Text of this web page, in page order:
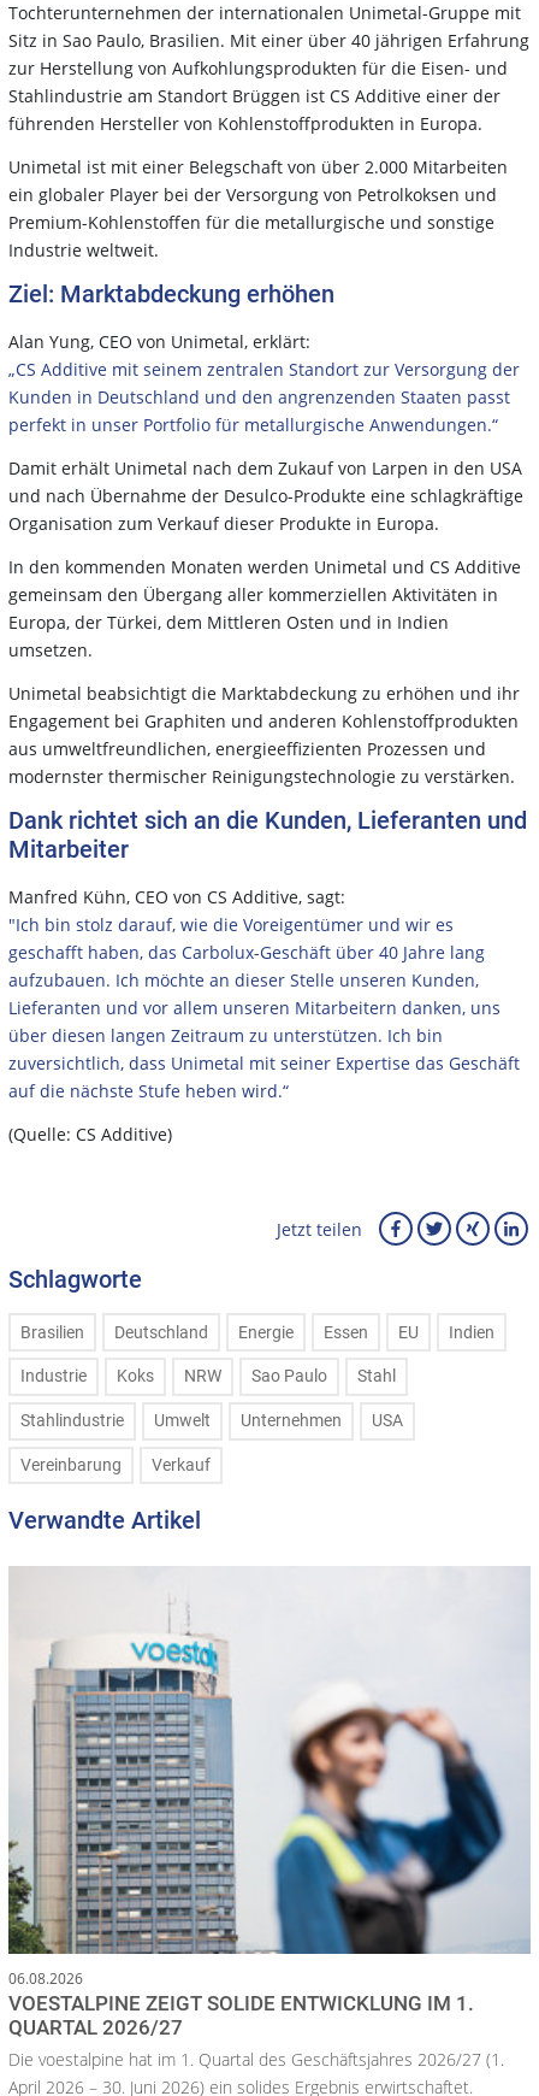
Tochterunternehmen der internationalen Unimetal-Gruppe mit
Sitz in Sao Paulo, Brasilien. Mit einer über 40 jährigen Erfahrung
zur Herstellung von Aufkohlungsprodukten für die Eisen- und
Stahlindustrie am Standort Brüggen ist CS Additive einer der
führenden Hersteller von Kohlenstoffprodukten in Europa.
Unimetal ist mit einer Belegschaft von über 2.000 Mitarbeiten
ein globaler Player bei der Versorgung von Petrolkoksen und
Premium-Kohlenstoffen für die metallurgische und sonstige
Industrie weltweit.
Ziel: Marktabdeckung erhöhen
Alan Yung, CEO von Unimetal, erklärt:
„CS Additive mit seinem zentralen Standort zur Versorgung der
Kunden in Deutschland und den angrenzenden Staaten passt
perfekt in unser Portfolio für metallurgische Anwendungen.“
Damit erhält Unimetal nach dem Zukauf von Larpen in den USA
und nach Übernahme der Desulco-Produkte eine schlagkräftige
Organisation zum Verkauf dieser Produkte in Europa.
In den kommenden Monaten werden Unimetal und CS Additive
gemeinsam den Übergang aller kommerziellen Aktivitäten in
Europa, der Türkei, dem Mittleren Osten und in Indien
umsetzen.
Unimetal beabsichtigt die Marktabdeckung zu erhöhen und ihr
Engagement bei Graphiten und anderen Kohlenstoffprodukten
aus umweltfreundlichen, energieeffizienten Prozessen und
modernster thermischer Reinigungstechnologie zu verstärken.
Dank richtet sich an die Kunden, Lieferanten und
Mitarbeiter
Manfred Kühn, CEO von CS Additive, sagt:
"Ich bin stolz darauf, wie die Voreigentümer und wir es
geschafft haben, das Carbolux-Geschäft über 40 Jahre lang
aufzubauen. Ich möchte an dieser Stelle unseren Kunden,
Lieferanten und vor allem unseren Mitarbeitern danken, uns
über diesen langen Zeitraum zu unterstützen. Ich bin
zuversichtlich, dass Unimetal mit seiner Expertise das Geschäft
auf die nächste Stufe heben wird.“
(Quelle: CS Additive)
Jetzt teilen
Schlagworte
Brasilien Deutschland Energie Essen EU Indien
Industrie Koks NRW Sao Paulo Stahl
Stahlindustrie Umwelt Unternehmen USA
Vereinbarung Verkauf
Verwandte Artikel
06.08.2026
VOESTALPINE ZEIGT SOLIDE ENTWICKLUNG IM 1.
QUARTAL 2026/27
Die voestalpine hat im 1. Quartal des Geschäftsjahres 2026/27 (1.
April 2026 – 30. Juni 2026) ein solides Ergebnis erwirtschaftet.